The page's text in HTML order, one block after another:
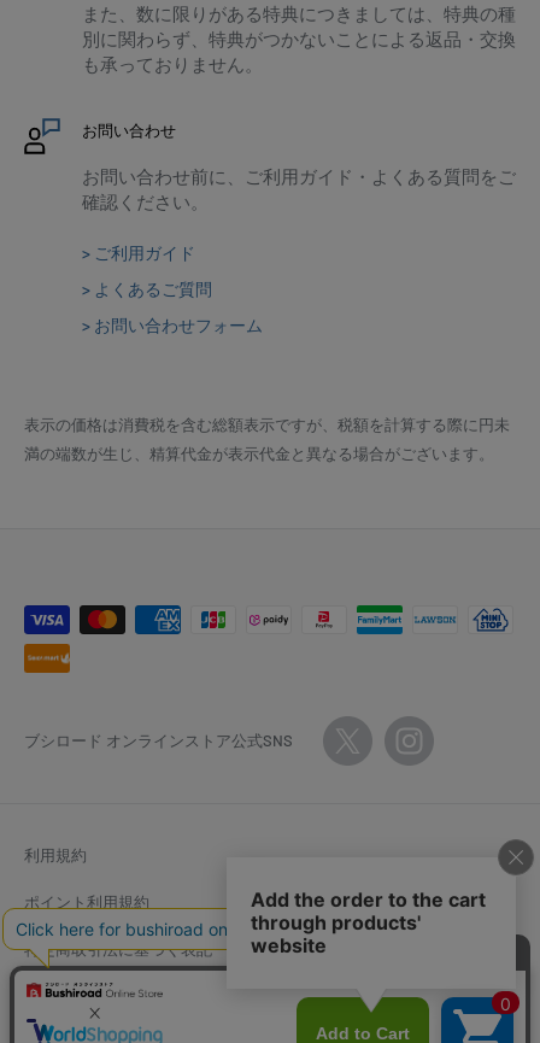
また、数に限りがある特典につきましては、特典の種
別に関わらず、特典がつかないことによる返品・交換
も承っておりません。
お問い合わせ
お問い合わせ前に、ご利用ガイド・よくある質問をご
確認ください。
> ご利用ガイド
> よくあるご質問
> お問い合わせフォーム
表示の価格は消費税を含む総額表示ですが、税額を計算する際に円未
満の端数が生じ、精算代金が表示代金と異なる場合がございます。
ブシロード オンラインストア公式SNS
利用規約
ポイント利用規約
特定商取引法に基づく表記
返金ポリシー